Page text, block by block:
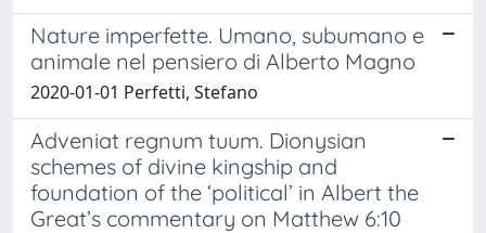
Nature imperfette. Umano, subumano e
animale nel pensiero di Alberto Magno
2020-01-01 Perfetti, Stefano
Adveniat regnum tuum. Dionysian
schemes of divine kingship and
foundation of the ‘political’ in Albert the
Great’s commentary on Matthew 6:10